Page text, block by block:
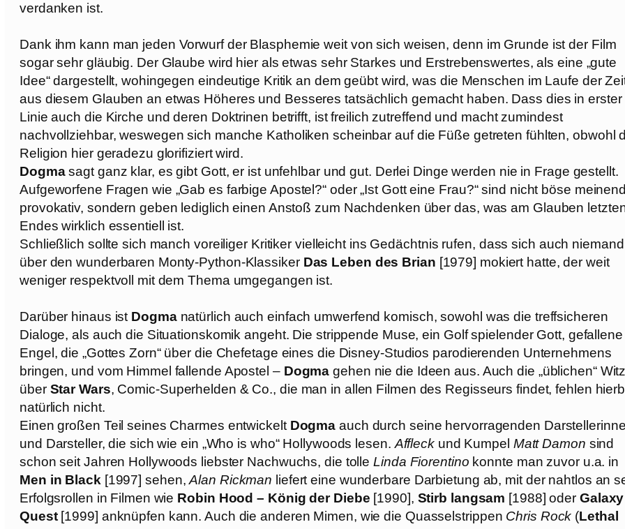
verdanken ist.
Dank ihm kann man jeden Vorwurf der Blasphemie weit von sich weisen, denn im Grunde ist der Film
sogar sehr gläubig. Der Glaube wird hier als etwas sehr Starkes und Erstrebenswertes, als eine „gute
Idee“ dargestellt, wohingegen eindeutige Kritik an dem geübt wird, was die Menschen im Laufe der
aus diesem Glauben an etwas Höheres und Besseres tatsächlich gemacht haben. Dass dies in erster
Linie auch die Kirche und deren Doktrinen betrifft, ist freilich zutreffend und macht zumindest
nachvollziehbar, weswegen sich manche Katholiken scheinbar auf die Füße getreten fühlten, obwohl
Religion hier geradezu glorifiziert wird.
Dogmasagt ganz klar, es gibt Gott, er ist unfehlbar und gut. Derlei Dinge werden nie in Frage gestellt.
Aufgeworfene Fragen wie „Gab es farbige Apostel?“ oder „Ist Gott eine Frau?“ sind nicht böse meinend
provokativ, sondern geben lediglich einen Anstoß zum Nachdenken über das, was am Glauben
Endes wirklich essentiell ist.
Schließlich sollte sich manch voreiliger Kritiker vielleicht ins Gedächtnis rufen, dass sich auch niemand
über den wunderbaren Monty-Python-Klassiker Das Leben des Brian [1979] mokiert hatte, der weit
weniger respektvoll mit dem Thema umgegangen ist.
Darüber hinaus ist Dogmanatürlich auch einfach umwerfend komisch, sowohl was die treffsicheren
Dialoge, als auch die Situationskomik angeht. Die strippende Muse, ein Golf spielender Gott, gefallene
Engel, die „Gottes Zorn“ über die Chefetage eines die Disney-Studios parodierenden Unternehmens
bringen, und vom Himmel fallende Apostel – Dogmagehen nie die Ideen aus. Auch die „üblichen“
über Star Wars, Comic-Superhelden & Co., die man in allen Filmen des Regisseurs findet, fehlen
natürlich nicht.
Einen großen Teil seines Charmes entwickelt Dogma auch durch seine hervorragenden
und Darsteller, die sich wie ein „Who is who“ Hollywoods lesen. Affleckund Kumpel Matt Damon sind
schon seit Jahren Hollywoods liebster Nachwuchs, die tolleLinda Fiorentino konnte man zuvor u.a. in
Men in Black [1997] sehen,Alan Rickman liefert eine wunderbare Darbietung ab, mit der nahtlos an
Erfolgsrollen in Filmen wie Robin Hood – König der Diebe [1990], Stirb langsam [1988] oder Galaxy
Quest[1999] anknüpfen kann. Auch die anderen Mimen, wie die Quasselstrippen Chris Rock (Lethal